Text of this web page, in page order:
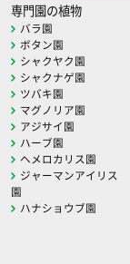
専門園の植物
バラ園
ボタン園
シャクヤク園
シャクナゲ園
ツバキ園
マグノリア園
アジサイ園
ハーブ園
ヘメロカリス園
ジャーマンアイリス
園
ハナショウブ園